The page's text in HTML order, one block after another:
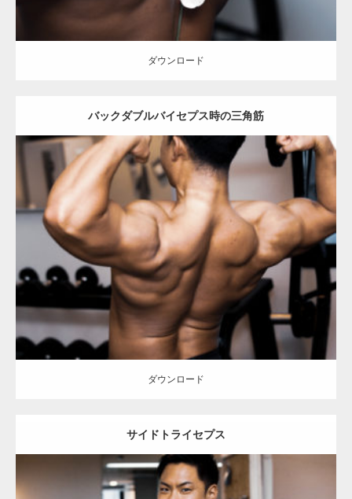
ダウンロード
バックダブルバイセプス時の三角筋
Update:2023.02.11
Category:筋肉の部位にフォーカス オレンジの人 TOSHI(大胸筋) 背
中 肩 天神 (福岡)
ダウンロード
ダウンロード
サイドトライセプス